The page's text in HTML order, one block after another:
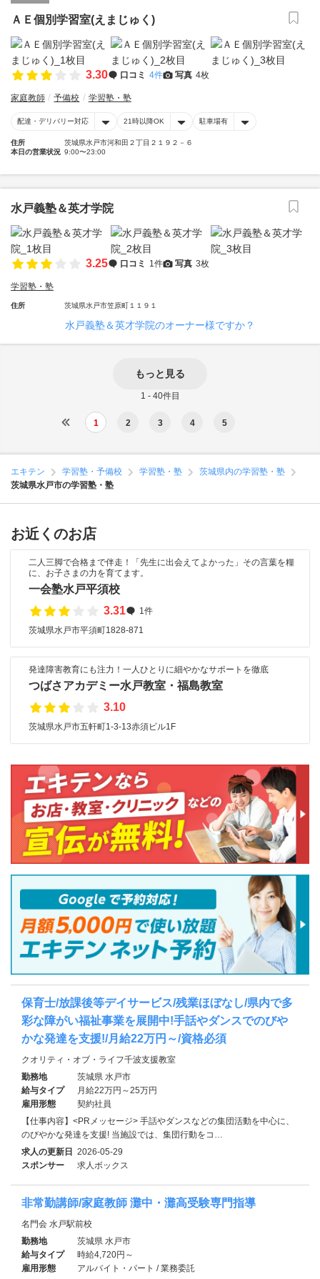
ＡＥ個別学習室(えまじゅく)
3.30 口コミ 4件 写真 4枚
家庭教師 予備校 学習塾・塾
配達・デリバリー対応 21時以降OK 駐車場有
住所
茨城県水戸市河和田２丁目２１９２－６
本日の営業状況 9:00〜23:00
水戸義塾＆英才学院
3.25 口コミ 1件 写真 3枚
学習塾・塾
住所 茨城県水戸市笠原町１１９１
水戸義塾＆英才学院のオーナー様ですか？
もっと見る
1 - 40件目
1 2 3 4 5
エキテン 学習塾・予備校 学習塾・塾
茨城県内の学習塾・塾
茨城県水戸市の学習塾・塾
お近くのお店
二人三脚で合格まで伴走！「先生に出会えてよかった」その言葉を糧
に、お子さまの力を育てます。
一会塾水戸平須校
3.31
1件
茨城県水戸市平須町1828-871
発達障害教育にも注力！一人ひとりに細やかなサポートを徹底
つばさアカデミー水戸教室・福島教室
3.10
茨城県水戸市五軒町1-3-13赤須ビル1F
保育士/放課後等デイサービス/残業ほぼなし/県内で多
彩な障がい福祉事業を展開中!手話やダンスでのびや
かな発達を支援!/月給22万円～/資格必須
クオリティ・オブ・ライフ千波支援教室
勤務地
茨城県 水戸市
給与タイプ
月給22万円～25万円
雇用形態
契約社員
【仕事内容】<PRメッセージ> 手話やダンスなどの集団活動を中心に、
のびやかな発達を支援! 当施設では、集団行動をコ…
求人の更新日 2026-05-29
スポンサー
求人ボックス
非常勤講師/家庭教師 灘中・灘高受験専門指導
名門会 水戸駅前校
勤務地
茨城県 水戸市
給与タイプ
時給4,720円～
雇用形態
アルバイト・パート / 業務委託